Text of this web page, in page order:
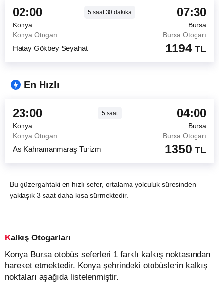
02:00 5saat30dakika 07:30
Konya
Bursa
Konya Otogarı
Bursa Otogarı
Hatay Gökbey Seyahat 1194 TL
En Hızlı
23:00 5saat 04:00
Konya
Bursa
Konya Otogarı
Bursa Otogarı
As Kahramanmaraş Turizm 1350 TL
Bu güzergahtaki en hızlı sefer, ortalama yolculuk süresinden
yaklaşık 3 saat daha kısa sürmektedir.
Kalkış Otogarları
Konya Bursa otobüs seferleri 1 farklı kalkış noktasından
hareket etmektedir. Konya şehrindeki otobüslerin kalkış
noktaları aşağıda listelenmiştir.